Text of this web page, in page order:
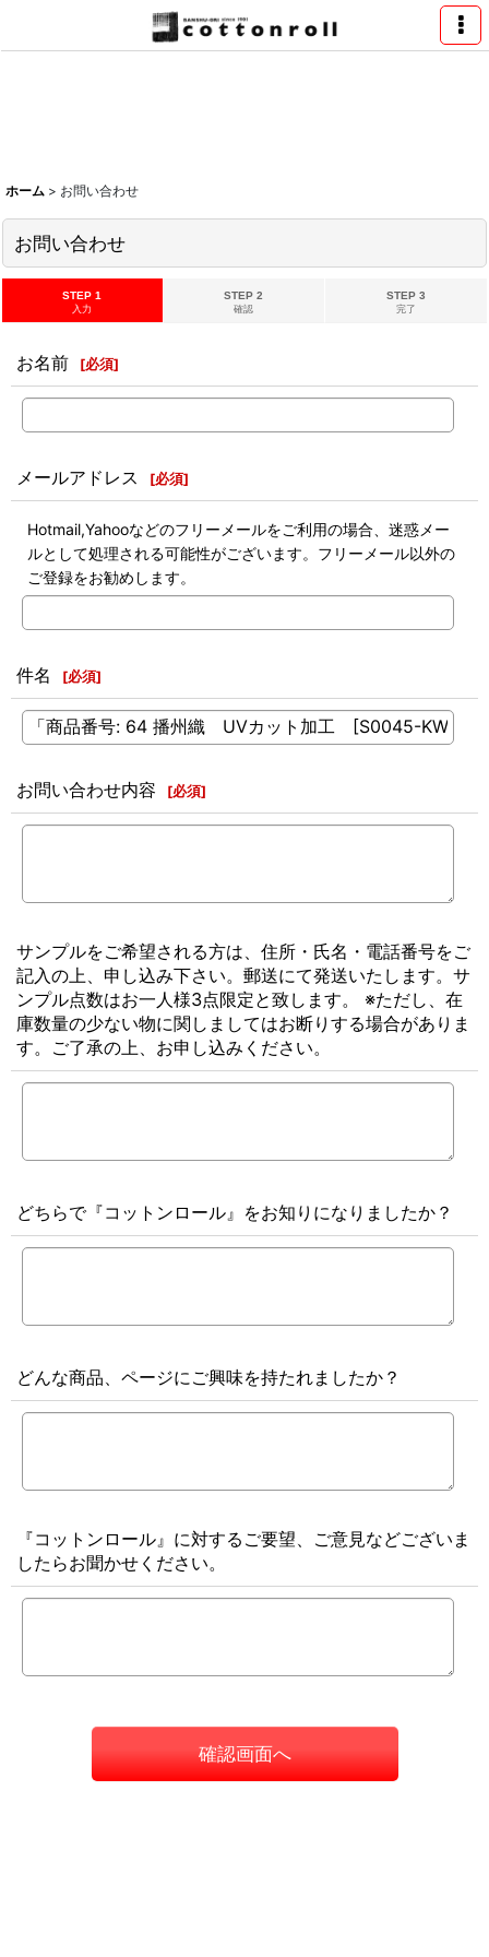
ホーム > お問い合わせ
お問い合わせ
STEP 1
入力
STEP 2
確認
STEP 3
完了
お名前 [必須]
メールアドレス [必須]
Hotmail,Yahooなどのフリーメールをご利用の場合、迷惑メー
ルとして処理される可能性がございます。フリーメール以外の
ご登録をお勧めします。
件名 [必須]
お問い合わせ内容 [必須]
サンプルをご希望される方は、住所・氏名・電話番号をご
記入の上、申し込み下さい。郵送にて発送いたします。サ
ンプル点数はお一人様3点限定と致します。 ※ただし、在
庫数量の少ない物に関しましてはお断りする場合がありま
す。ご了承の上、お申し込みください。
どちらで『コットンロール』をお知りになりましたか？
どんな商品、ページにご興味を持たれましたか？
『コットンロール』に対するご要望、ご意見などございま
したらお聞かせください。
確認画面へ